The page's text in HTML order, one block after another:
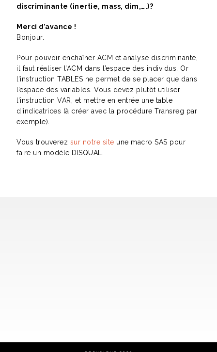
discriminante (inertie, mass, dim,….)?
Merci d’avance !
Bonjour.
Pour pouvoir enchaîner ACM et analyse discriminante,
il faut réaliser l’ACM dans l’espace des individus. Or
l’instruction TABLES ne permet de se placer que dans
l’espace des variables. Vous devez plutôt utiliser
l’instruction VAR, et mettre en entrée une table
d’indicatrices (à créer avec la procédure Transreg par
exemple).
Vous trouverez sur notre site une macro SAS pour
faire un modèle DISQUAL.